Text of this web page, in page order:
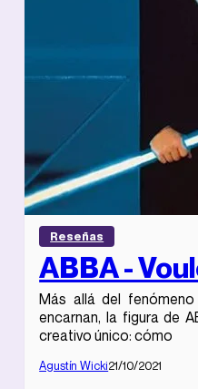
Reseñas
ABBA -
Más allá del
encarnan, la figura de
creativo único: cómo
Agustín Wicki21/10/2021